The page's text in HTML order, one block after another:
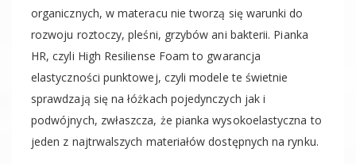
organicznych, w materacu nie tworzą się warunki do
rozwoju roztoczy, pleśni, grzybów ani bakterii. Pianka
HR, czyli High Resiliense Foam to gwarancja
elastyczności punktowej, czyli modele te świetnie
sprawdzają się na łóżkach pojedynczych jak i
podwójnych, zwłaszcza, że pianka wysokoelastyczna to
jeden z najtrwalszych materiałów dostępnych na rynku.